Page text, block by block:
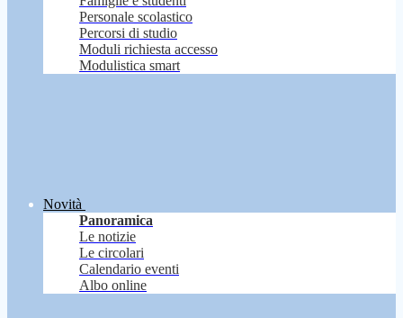
Personale scolastico
Percorsi di studio
Moduli richiesta accesso
Modulistica smart
Novità
Panoramica
Le notizie
Le circolari
Calendario eventi
Albo online